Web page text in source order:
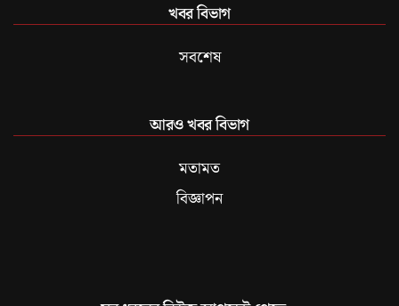
খবর বিভাগ
সবশেষ
আরও খবর বিভাগ
মতামত
বিজ্ঞাপন